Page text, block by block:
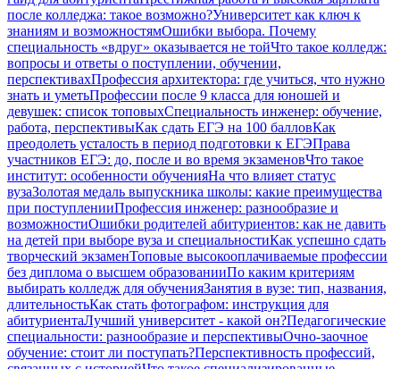
после колледжа: такое возможно?Университет как ключ к
знаниям и возможностямОшибки выбора. Почему
специальность «вдруг» оказывается не тойЧто такое колледж:
вопросы и ответы о поступлении, обучении,
перспективахПрофессия архитектора: где учиться, что нужно
знать и уметьПрофессии после 9 класса для юношей и
девушек: список топовыхСпециальность инженер: обучение,
работа, перспективыКак сдать ЕГЭ на 100 балловКак
преодолеть усталость в период подготовки к ЕГЭПрава
участников ЕГЭ: до, после и во время экзаменовЧто такое
институт: особенности обученияНа что влияет статус
вузаЗолотая медаль выпускника школы: какие преимущества
при поступленииПрофессия инженер: разнообразие и
возможностиОшибки родителей абитуриентов: как не давить
на детей при выборе вуза и специальностиКак успешно сдать
творческий экзаменТоповые высокооплачиваемые профессии
без диплома о высшем образованииПо каким критериям
выбирать колледж для обученияЗанятия в вузе: тип, названия,
длительностьКак стать фотографом: инструкция для
абитуриентаЛучший университет - какой он?Педагогические
специальности: разнообразие и перспективыОчно-заочное
обучение: стоит ли поступать?Перспективность профессий,